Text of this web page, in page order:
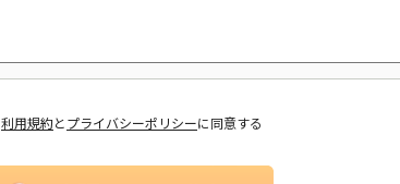
利用規約とプライバシーポリシーに同意する